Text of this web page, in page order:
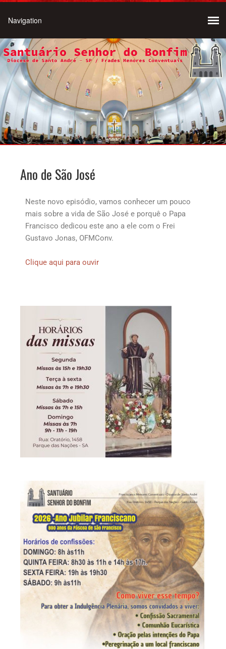
Ano de São José
Neste novo episódio, vamos conhecer um pouco
mais sobre a vida de São José e porquê o Papa
Francisco dedicou este ano a ele com o Frei
Gustavo Jonas, OFMConv.
Clique aqui para ouvir